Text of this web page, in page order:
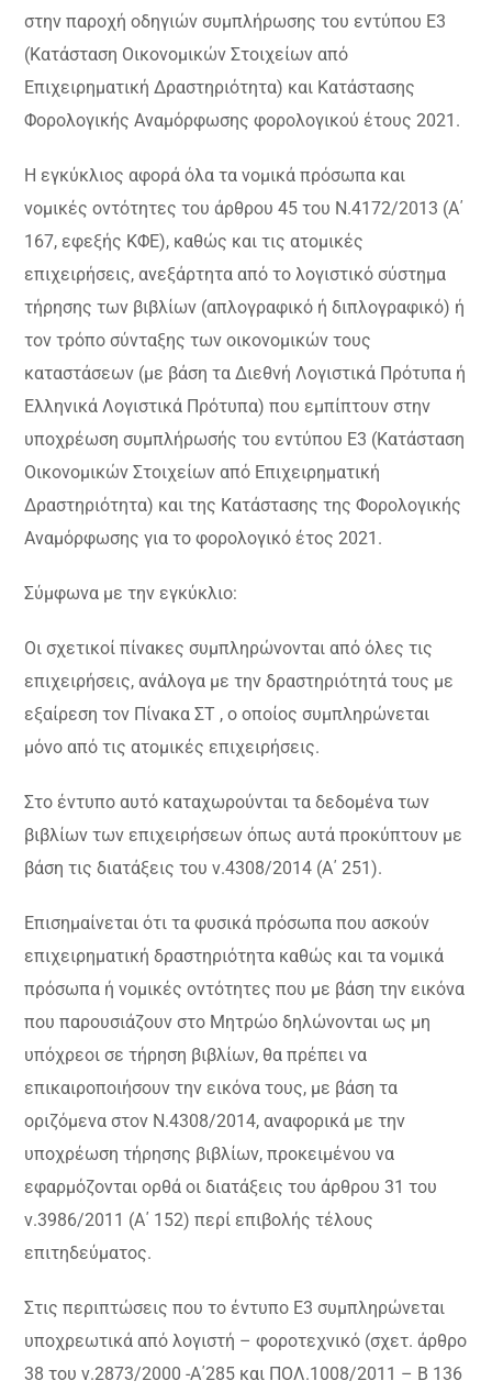
στην παροχή οδηγιών συμπλήρωσης του εντύπου Ε3
(Κατάσταση Οικονομικών Στοιχείων από
Επιχειρηματική Δραστηριότητα) και Κατάστασης
Φορολογικής Αναμόρφωσης φορολογικού έτους 2021.
Η εγκύκλιος αφορά όλα τα νομικά πρόσωπα και
νομικές οντότητες του άρθρου 45 του Ν.4172/2013 (Α΄
167, εφεξής ΚΦΕ), καθώς και τις ατομικές
επιχειρήσεις, ανεξάρτητα από το λογιστικό σύστημα
τήρησης των βιβλίων (απλογραφικό ή διπλογραφικό) ή
τον τρόπο σύνταξης των οικονομικών τους
καταστάσεων (με βάση τα Διεθνή Λογιστικά Πρότυπα ή
Ελληνικά Λογιστικά Πρότυπα) που εμπίπτουν στην
υποχρέωση συμπλήρωσής του εντύπου Ε3 (Κατάσταση
Οικονομικών Στοιχείων από Επιχειρηματική
Δραστηριότητα) και της Κατάστασης της Φορολογικής
Αναμόρφωσης για το φορολογικό έτος 2021.
Σύμφωνα με την εγκύκλιο:
Οι σχετικοί πίνακες συμπληρώνονται από όλες τις
επιχειρήσεις, ανάλογα με την δραστηριότητά τους με
εξαίρεση τον Πίνακα ΣΤ , ο οποίος συμπληρώνεται
μόνο από τις ατομικές επιχειρήσεις.
Στο έντυπο αυτό καταχωρούνται τα δεδομένα των
βιβλίων των επιχειρήσεων όπως αυτά προκύπτουν με
βάση τις διατάξεις του ν.4308/2014 (Α΄ 251).
Επισημαίνεται ότι τα φυσικά πρόσωπα που ασκούν
επιχειρηματική δραστηριότητα καθώς και τα νομικά
πρόσωπα ή νομικές οντότητες που με βάση την εικόνα
που παρουσιάζουν στο Μητρώο δηλώνονται ως μη
υπόχρεοι σε τήρηση βιβλίων, θα πρέπει να
επικαιροποιήσουν την εικόνα τους, με βάση τα
οριζόμενα στον Ν.4308/2014, αναφορικά με την
υποχρέωση τήρησης βιβλίων, προκειμένου να
εφαρμόζονται ορθά οι διατάξεις του άρθρου 31 του
ν.3986/2011 (Α΄ 152) περί επιβολής τέλους
επιτηδεύματος.
Στις περιπτώσεις που το έντυπο Ε3 συμπληρώνεται
υποχρεωτικά από λογιστή – φοροτεχνικό (σχετ. άρθρο
38 του ν.2873/2000 -Α΄285 και ΠΟΛ.1008/2011 – Β 136